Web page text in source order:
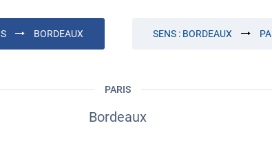
BORDEAUX SENS : BORDEAUX
PARIS
Bordeaux